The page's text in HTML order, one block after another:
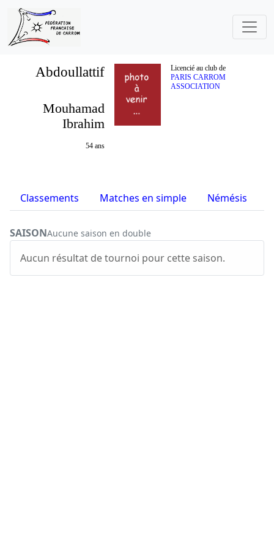
Abdoullattif
Licencié au club de
PARIS CARROM
ASSOCIATION
Mouhamad
Ibrahim
54 ans
Classements Matches en simple Némésis
SAISONAucune saison en double
Aucun résultat de tournoi pour cette saison.